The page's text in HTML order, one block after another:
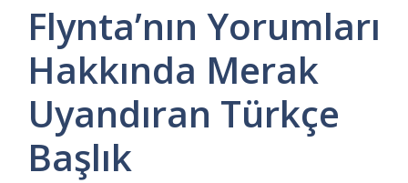
Flynta’nın Yorumları
Hakkında Merak
Uyandıran Türkçe
Başlık